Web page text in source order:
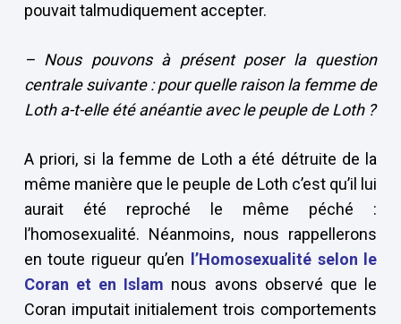
pouvait talmudiquement accepter.
– Nous pouvons à présent poser la question
centrale suivante : pour quelle raison la femme de
Loth a-t-elle été anéantie avec le peuple de Loth ?
A priori, si la femme de Loth a été détruite de la
même manière que le peuple de Loth c’est qu’il lui
aurait été reproché le même péché :
l’homosexualité. Néanmoins, nous rappellerons
en toute rigueur qu’en
l’Homosexualité selon le
Coran et en Islam nous avons observé que le
Coran imputait initialement trois comportements